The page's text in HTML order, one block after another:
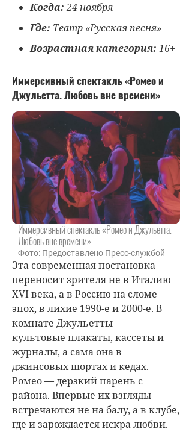
Когда:24 ноября
Где: Театр «Русская песня»
Возрастная категория: 16+
Иммерсивный спектакль «Ромео и
Джульетта. Любовь вне времени»
Иммерсивный спектакль «Ромео и Джульетта.
Любовь вне времени»
Фото: Предоставлено Пресс-службой
Эта современная постановка
переносит зрителя не в Италию
XVI века, а в Россию на сломе
эпох, в лихие 1990-е и 2000-е. В
комнате Джульетты —
культовые плакаты, кассеты и
журналы, а сама она в
джинсовых шортах и кедах.
Ромео — дерзкий парень с
района. Впервые их взгляды
встречаются не на балу, а в клубе,
где и зарождается искра любви.